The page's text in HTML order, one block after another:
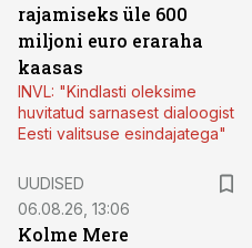
rajamiseks üle 600
miljoni euro eraraha
kaasas
INVL: "Kindlasti oleksime
huvitatud sarnasest dialoogist
Eesti valitsuse esindajatega"
UUDISED
06.08.26, 13:06
Kolme Mere